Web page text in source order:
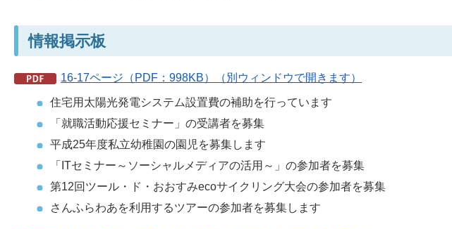
情報掲示板
16-17ページ（PDF：998KB）（別ウィンドウで開きます）
住宅用太陽光発電システム設置費の補助を行っています
「就職活動応援セミナー」の受講者を募集
平成25年度私立幼稚園の園児を募集します
「ITセミナー～ソーシャルメディアの活用～」の参加者を募集
第12回ツール・ド・おおすみecoサイクリング大会の参加者を募集
さんふらわあを利用するツアーの参加者を募集します